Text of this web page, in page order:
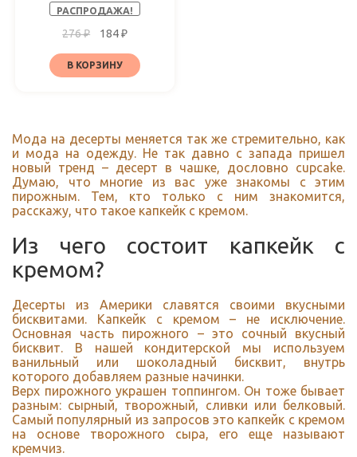
РАСПРОДАЖА!
276₽ 184₽
В КОРЗИНУ
Мода на десерты меняется так же стремительно, как
и мода на одежду. Не так давно с запада пришел
новый тренд – десерт в чашке, дословно cupcake.
Думаю, что многие из вас уже знакомы с этим
пирожным. Тем, кто только с ним знакомится,
расскажу, что такое капкейк с кремом.
Из чего состоит капкейк с
кремом?
Десерты из Америки славятся своими вкусными
бисквитами. Капкейк с кремом – не исключение.
Основная часть пирожного – это сочный вкусный
бисквит. В нашей кондитерской мы используем
ванильный или шоколадный бисквит, внутрь
которого добавляем разные начинки.
Верх пирожного украшен топпингом. Он тоже бывает
разным: сырный, творожный, сливки или белковый.
Самый популярный из запросов это капкейк с кремом
на основе творожного сыра, его еще называют
кремчиз.